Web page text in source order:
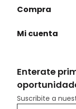
Enterate
Suscribite a
Compra
Mi cuenta